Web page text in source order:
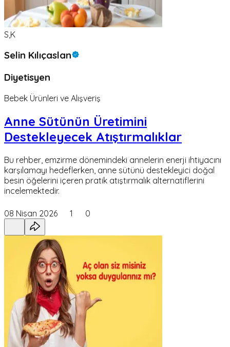
S,K
Selin Kılıçaslan
Diyetisyen
Bebek Ürünleri ve Alışveriş
Anne Sütünün Üretimini
Destekleyecek Atıştırmalıklar
Bu rehber, emzirme dönemindeki annelerin enerji ihtiyacını
karşılamayı hedeflerken, anne sütünü destekleyici doğal
besin öğelerini içeren pratik atıştırmalık alternatiflerini
incelemektedir.
08 Nisan 2026 1 0